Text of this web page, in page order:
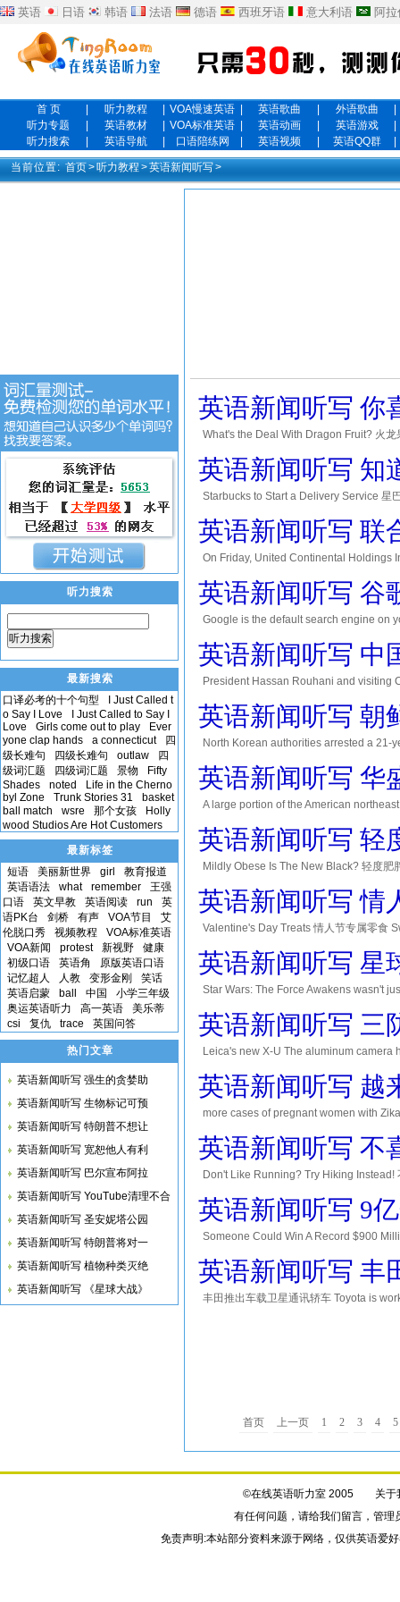
英语 日语 韩语 法语 德语 西班牙语 意大利语 阿
首 页 听力教程 VOA慢速英语 英语歌曲 外语歌曲
听力专题
英语教材 VOA标准英语 英语动画 英语游戏
听力搜索
英语导航 口语陪练网 英语视频 英语QQ群
当前位置: 首页>听力教程 >英语新闻听写>
英语新闻听写 你
What's the Deal With Dragon Fruit? 火
英语新闻听写 知
Starbucks to Start a Delivery Service 星
英语新闻听写 联
On Friday, United Continental Holdings
英语新闻听写 谷
Google is the default search engine on
英语新闻听写 中
President Hassan Rouhani and visiting
英语新闻听写 朝
North Korean authorities arrested a 21-
英语新闻听写 华
A large portion of the American
英语新闻听写 轻
Mildly Obese Is The New Black? 轻度
英语新闻听写 情
Valentine's Day Treats 情人节专属零食
英语新闻听写 星
Star Wars: The Force Awakens wasn't
英语新闻听写 三
Leica's new X-U The aluminum camera
英语新闻听写 越
more cases of pregnant women with
英语新闻听写 不
Don't Like Running? Try Hiking
英语新闻听写 9
Someone Could Win A Record $900
英语新闻听写 丰
丰田推出车载卫星通讯轿车 Toyota is
首页 上一页 1 2 3 4 5
听力搜索
听力搜索
最新搜索
口译必考的十个句型
I Just Called t
o Say I Love
I Just Called to Say I
Love
Girls come out to play
Ever
yone clap hands
a connecticut
四
级长难句
四级长难句 outlaw
四
级词汇题
四级词汇题 景物
Fifty
Shades
noted
Life in the Cherno
byl Zone
Trunk Stories 31
basket
ball match
wsre 那个女孩
Holly
wood Studios Are Hot Customers
最新标签
短语
美丽新世界 girl
教育报道
英语语法
what remember
王强
口语
英文早教 英语阅读 run
英
语PK台
剑桥 有声 VOA节目
艾
伦脱口秀
视频教程
VOA标准英语
VOA新闻
protest 新视野
健康
初级口语
英语角
原版英语口语
记忆超人
人教 变形金刚
笑话
英语启蒙
ball 中国
小学三年级
奥运英语听力
高一英语
美乐蒂
csi
复仇 trace 英国问答
热门文章
英语新闻听写 强生的贪婪助
英语新闻听写 生物标记可预
英语新闻听写 特朗普不想让
英语新闻听写 宽恕他人有利
英语新闻听写 巴尔宣布阿拉
英语新闻听写 YouTube清理不合
英语新闻听写 圣安妮塔公园
英语新闻听写 特朗普将对一
英语新闻听写 植物种类灭绝
英语新闻听写 《星球大战》
©在线英语听力室 2005 关于
有任何问题，请给我们留言，管理
免责声明:本站部分资料来源于网络，仅供英语爱